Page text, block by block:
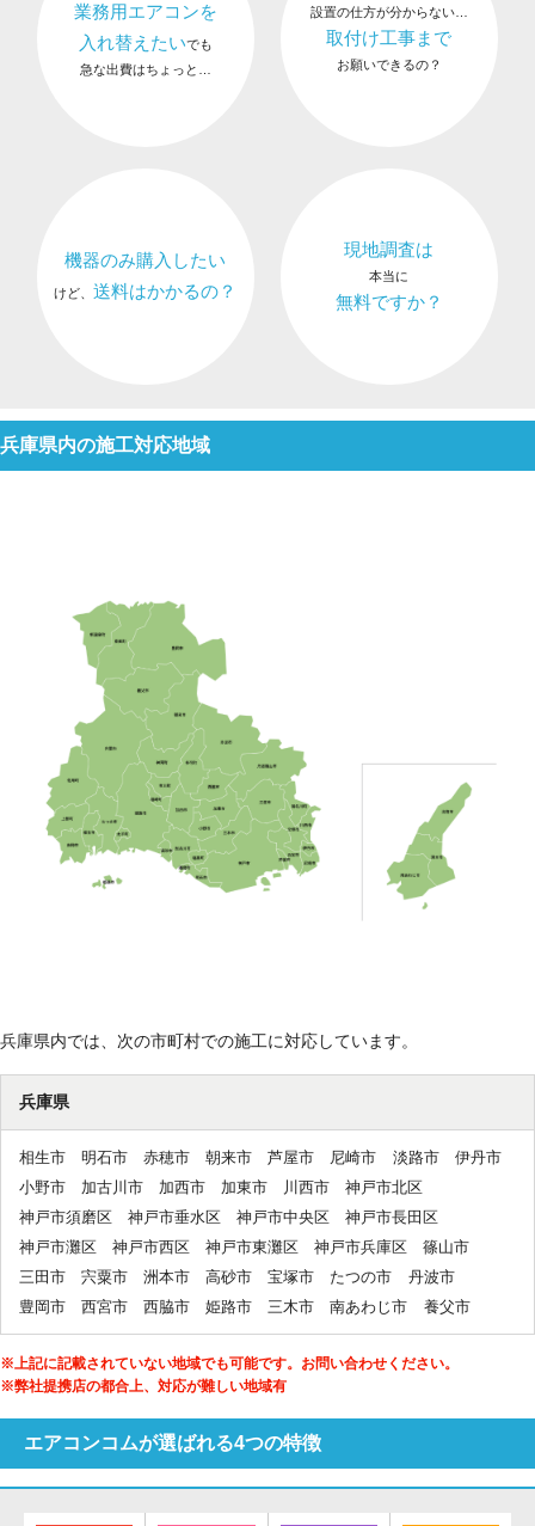
業務用エアコンを
入れ替えたいでも
急な出費はちょっと…
設置の仕方が分からない…
取付け工事まで
お願いできるの？
機器のみ購入したい
けど、送料はかかるの？
現地調査は
本当に
無料ですか？
兵庫県内の施工対応地域
兵庫県内では、次の市町村での施工に対応しています。
兵庫県
相生市 明石市 赤穂市 朝来市 芦屋市 尼崎市 淡路市
伊丹市
小野市
加古川市 加西市 加東市 川西市
神戸市北区
神戸市須磨区
神戸市垂水区 神戸市中央区
神戸市長田区
神戸市灘区
神戸市西区 神戸市東灘区 神戸市兵庫区
篠山市
三田市
宍粟市 洲本市 高砂市 宝塚市 たつの市
丹波市
豊岡市
西宮市 西脇市 姫路市 三木市 南あわじ市 養父市
※上記に記載されていない地域でも可能です。お問い合わせください。
※弊社提携店の都合上、対応が難しい地域有
エアコンコムが選ばれる4つの特徴